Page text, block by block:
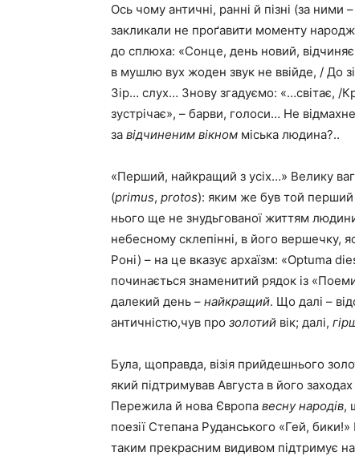
Ось чому античні, ранні й пізні (за
закликали не проґавити моменту
до сплюха: «Сонце, день новий,
в мушлю вух жоден звук не ввійде, / До
Зір… слух… Знову згадуємо: «…світає, /
зустрічає», – барви, голоси… Не
за відчиненим вікном міська людина?..
«Перший, найкращий з усіх…» Велику
(primus, protos): яким же був той
нього ще не знудьгованої життям
небесному склепінні, в його вершечку,
Роні) – на це вказує архаїзм: «Optuma
починається знаменитий рядок із
далекий день – найкращий. Що далі –
античністю,чув про золотий вік; далі,
Була, щоправда, візія прийдешнього
який підтримував Августа в його
Пережила й нова Європа весну народів,
поезії Степана Руданського «Гей,
таким прекрасним видивом підтримує